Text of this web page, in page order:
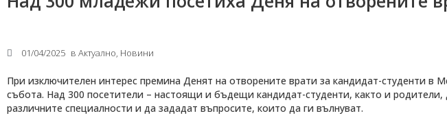
01/04/2025 в Актуално, Новини
При изключителен интерес премина Денят на отворените врати за кандидат-студенти в
събота. Над 300 посетители – настоящи и бъдещи кандидат-студенти, както и родители,
различните специалности и да зададат въпросите, които да ги вълнуват.